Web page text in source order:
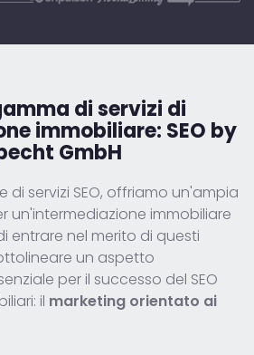
di servizi di
immobiliare: SEO by
GmbH
di servizi SEO, offriamo un'ampia
un'intermediazione immobiliare
entrare nel merito di questi
un aspetto
per il successo del SEO
il marketing orientato ai